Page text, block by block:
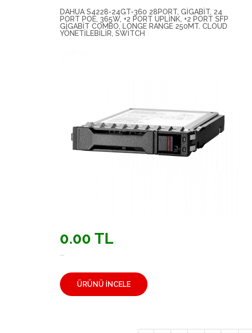
DAHUA S4228-24GT-360 28PORT, GIGABIT, 24
PORT POE, 365W, +2 PORT UPLINK, +2 PORT SFP
GIGABIT COMBO, LONGE RANGE 250MT. CLOUD
YÖNETILEBILIR, SWITCH
0.00 TL
ÜRÜNÜ İNCELE